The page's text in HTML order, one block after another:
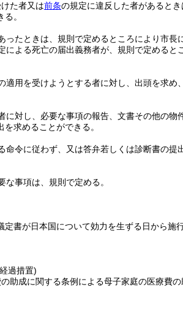
た者又は前条の規定に違反した者があると
。
たときは、規則で定めるところにより市長
による死亡の届出義務者が、規則で定める
用を受けようとする者に対し、出頭を求
対し、必要な事項の報告、文書その他の
求めることができる。
命令に従わず、又は答弁若しくは診断書の提
事項は、規則で定める。
書が日本国について効力を生ずる日から施行
過措置)
助成に関する条例による母子家庭の医療費